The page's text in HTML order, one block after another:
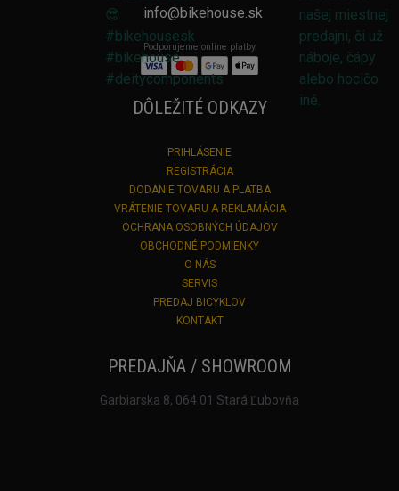
info@bikehouse.sk
Podporujeme online platby
DÔLEŽITÉ ODKAZY
PRIHLÁSENIE
REGISTRÁCIA
DODANIE TOVARU A PLATBA
VRÁTENIE TOVARU A REKLAMÁCIA
OCHRANA OSOBNÝCH ÚDAJOV
OBCHODNÉ PODMIENKY
O NÁS
SERVIS
PREDAJ BICYKLOV
KONTAKT
PREDAJŇA / SHOWROOM
Garbiarska 8, 064 01 Stará Ľubovňa